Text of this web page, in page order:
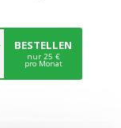
BESTELLEN
nur 25 €
pro Monat